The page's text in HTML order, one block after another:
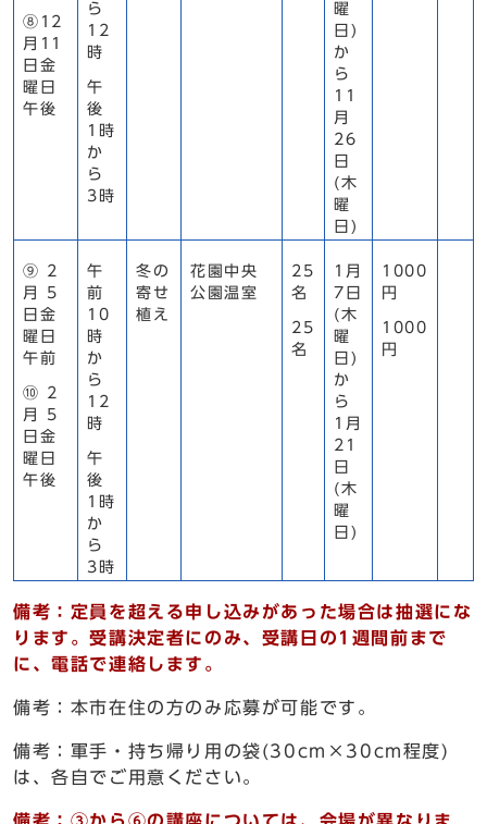
⑧12
月11
日金
曜日
午後
ら
12
時
午
後
1時
か
ら
3時
曜
日)
か
ら
11
月
26
日
(木
曜
日)
⑨ 2
月 5
日金
曜日
午前
⑩ 2
月 5
日金
曜日
午後
午
前
10
時
か
ら
12
時
午
後
1時
か
ら
3時
冬の
寄せ
植え
花園中央
公園温室
25
名
25
名
1月
7日
(木
曜
日)
か
ら
1月
21
日
(木
曜
日)
1000
円
1000
円
備考：定員を超える申し込みがあった場合は抽選にな
ります。受講決定者にのみ、受講日の1週間前まで
に、電話で連絡します。
備考：本市在住の方のみ応募が可能です。
備考：軍手・持ち帰り用の袋(30cm×30cm程度)
は、各自でご用意ください。